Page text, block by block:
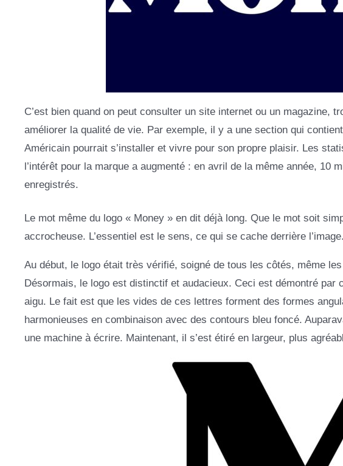
C’est bien quand on peut consulter un site internet ou un magazine,
améliorer la qualité de vie. Par exemple, il y a une section qui
Américain pourrait s’installer et vivre pour son propre plaisir. Les
l’intérêt pour la marque a augmenté : en avril de la même année, 10
enregistrés.
Le mot même du logo « Money » en dit déjà long. Que le mot soit
accrocheuse. L’essentiel est le sens, ce qui se cache derrière l’image.
Au début, le logo était très vérifié, soigné de tous les côtés, même
Désormais, le logo est distinctif et audacieux. Ceci est démontré
aigu. Le fait est que les vides de ces lettres forment des formes
harmonieuses en combinaison avec des contours bleu foncé.
une machine à écrire. Maintenant, il s’est étiré en largeur, plus